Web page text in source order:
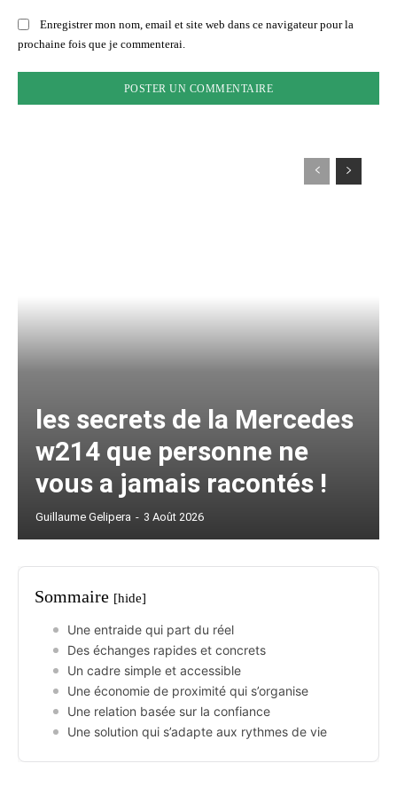
Enregistrer mon nom, email et site web dans ce navigateur pour la
prochaine fois que je commenterai.
les secrets de la Mercedes
w214 que personne ne
vous a jamais racontés !
Guillaume Gelipera - 3 Août 2026
Sommaire [hide]
Une entraide qui part du réel
Des échanges rapides et concrets
Un cadre simple et accessible
Une économie de proximité qui s’organise
Une relation basée sur la confiance
Une solution qui s’adapte aux rythmes de vie